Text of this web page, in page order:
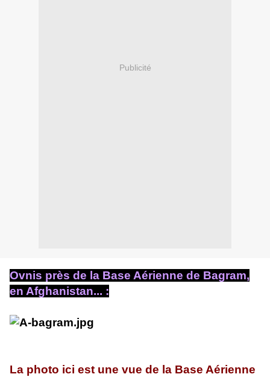
Publicité
Ovnis près de la Base Aérienne de Bagram,
en Afghanistan... :
La photo ici est une vue de la Base Aérienne